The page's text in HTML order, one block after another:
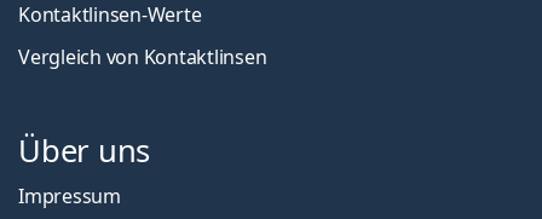
Kontaktlinsen-Werte
Vergleich von Kontaktlinsen
Über uns
Impressum